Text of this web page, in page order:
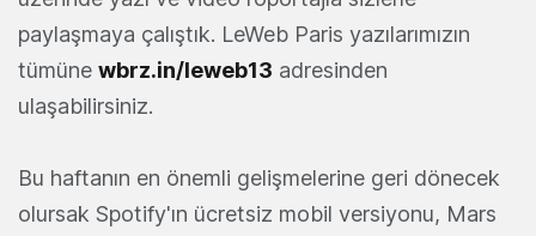
paylaşmaya çalıştık. LeWeb Paris yazılarımızın
tümüne wbrz.in/leweb13 adresinden
ulaşabilirsiniz.
Bu haftanın en önemli gelişmelerine geri dönecek
olursak Spotify'ın ücretsiz mobil versiyonu, Mars